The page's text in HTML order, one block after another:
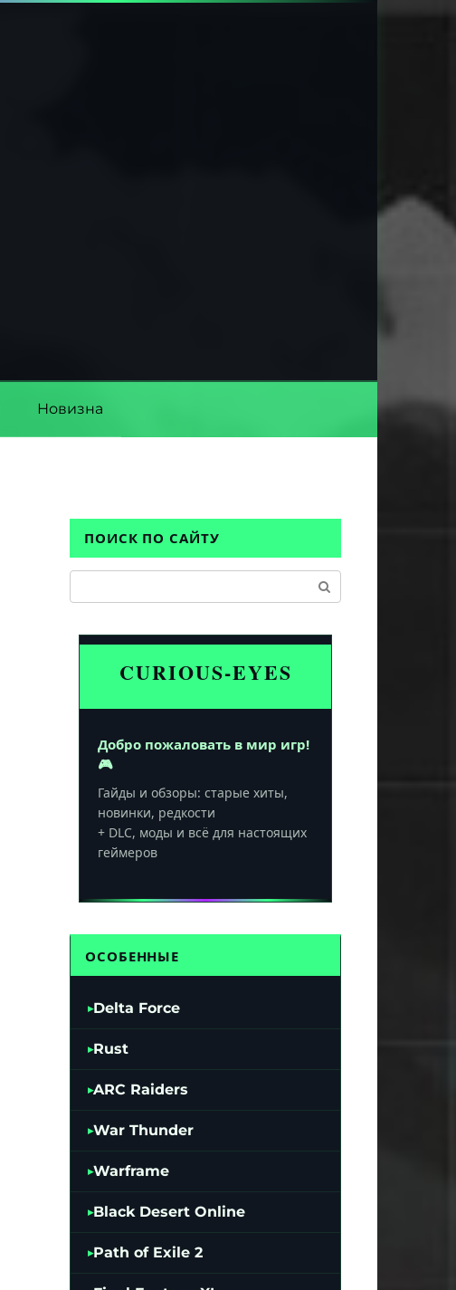
Новизна
ПОИСК ПО САЙТУ
CURIOUS-EYES
Добро пожаловать в мир игр!
🎮
Гайды и обзоры: старые хиты,
новинки, редкости
+ DLC, моды и всё для настоящих
геймеров
ОСОБЕННЫЕ
Delta Force
Rust
ARC Raiders
War Thunder
Warframe
Black Desert Online
Path of Exile 2